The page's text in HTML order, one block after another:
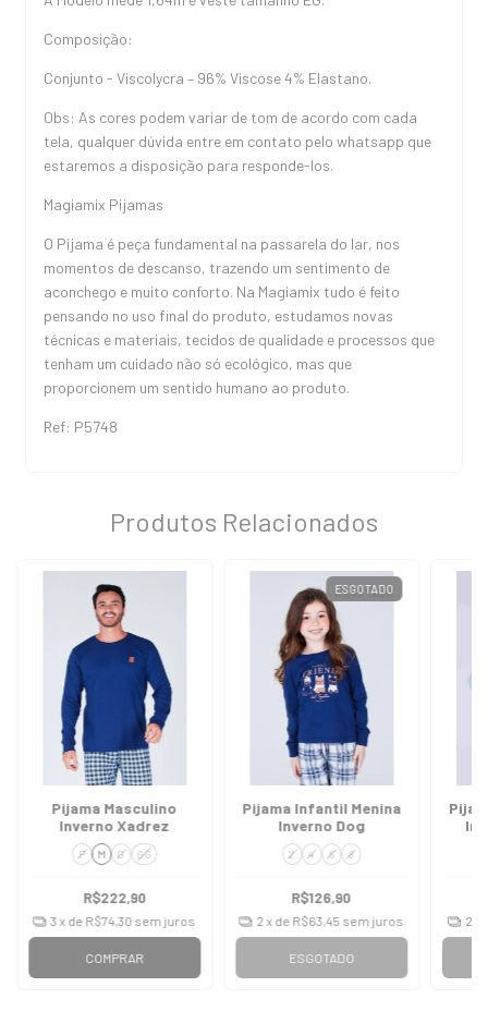
Composição:
Conjunto - Viscolycra – 96% Viscose 4% Elastano.
Obs: As cores podem variar de tom de acordo com cada
tela, qualquer dúvida entre em contato pelo whatsapp que
estaremos a disposição para responde-los.
Magiamix Pijamas
O Pijama é peça fundamental na passarela do lar, nos
momentos de descanso, trazendo um sentimento de
aconchego e muito conforto. Na Magiamix tudo é feito
pensando no uso final do produto, estudamos novas
técnicas e materiais, tecidos de qualidade e processos que
tenham um cuidado não só ecológico, mas que
proporcionem um sentido humano ao produto.
Ref: P5748
Produtos Relacionados
Pijama Masculino
Inverno Xadrez
P M G GG
R$222,90
3x de R$74,30 sem juros
COMPRAR
ESGOTADO
Pijama Infantil Menina
Inverno Dog
2 4 6 8
R$126,90
2 x de R$63,45 sem juros
ESGOTADO
2